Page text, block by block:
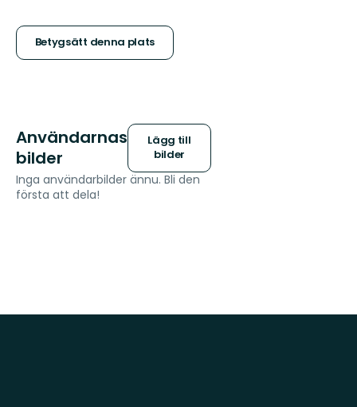
stjärnor
Betygsätt denna plats
Användarnas
bilder
Lägg till
bilder
Inga användarbilder ännu. Bli den
första att dela!